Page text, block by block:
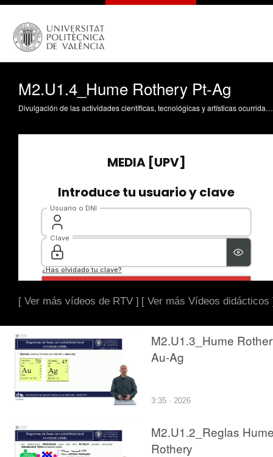
M2.U1.4_Hume Rothery Pt-Ag
Divulgación de las actividades científicas, tecnológicas y artísticas ocurridas en los tres campus de la UPV
[ Ver más vídeos de RTV ] [ Ver más Vídeos didácticos
M2.U1.3_Hume
Au-Ag
3:35 · 2026
M2.U1.2_Reglas
Rothery